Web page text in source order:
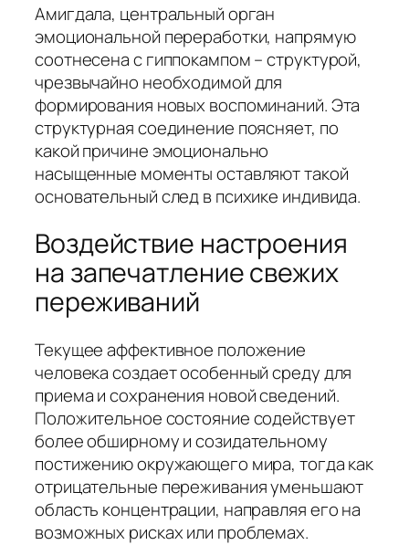
Амигдала, центральный орган
эмоциональной переработки, напрямую
соотнесена с гиппокампом – структурой,
чрезвычайно необходимой для
формирования новых воспоминаний. Эта
структурная соединение поясняет, по
какой причине эмоционально
насыщенные моменты оставляют такой
основательный след в психике индивида.
Воздействие настроения
на запечатление свежих
переживаний
Текущее аффективное положение
человека создает особенный среду для
приема и сохранения новой сведений.
Положительное состояние содействует
более обширному и созидательному
постижению окружающего мира, тогда как
отрицательные переживания уменьшают
область концентрации, направляя его на
возможных рисках или проблемах.